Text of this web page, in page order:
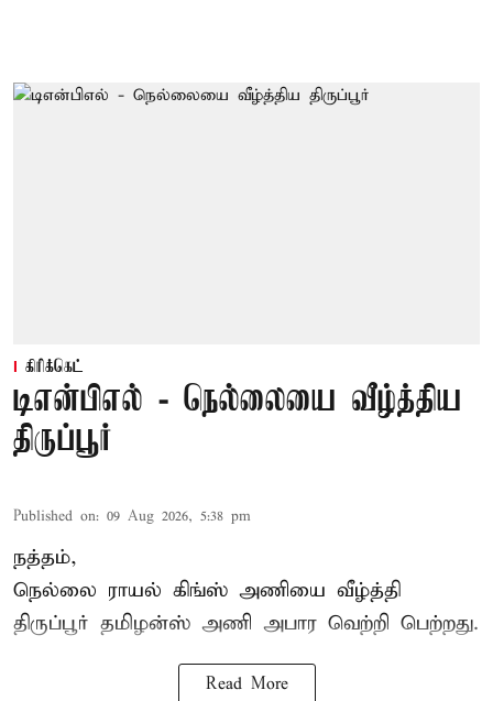
கிரிக்கெட்
டிஎன்பிஎல் - நெல்லையை வீழ்த்திய
திருப்பூர்
Published on: 09 Aug 2026, 5:38 pm
நத்தம்,
நெல்லை ராயல் கிங்ஸ் அணியை வீழ்த்தி
திருப்பூர் தமிழன்ஸ் அணி அபார வெற்றி பெற்றது.
Read More